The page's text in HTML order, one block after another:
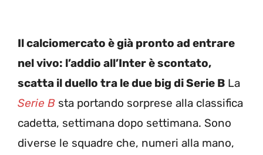
Il calciomercato è già pronto ad entrare
nel vivo: l’addio all’Inter è scontato,
scatta il duello tra le due big di Serie B La
Serie B sta portando sorprese alla classifica
cadetta, settimana dopo settimana. Sono
diverse le squadre che, numeri alla mano,